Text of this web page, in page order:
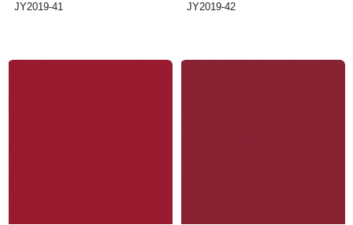
JY2019-41 JY2019-42